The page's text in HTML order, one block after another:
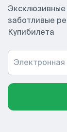
заботливые
Купибилета
Электронная